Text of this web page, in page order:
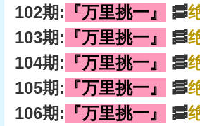
102期: 『万里挑一』 🥓
103期: 『万里挑一』 🥓
104期: 『万里挑一』 🥓
105期: 『万里挑一』 🥓
106期: 『万里挑一』 🥓